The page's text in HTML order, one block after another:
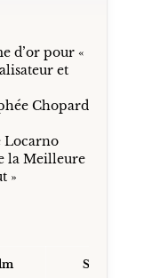
d’or pour «
et
Chopard
Locarno
la Meilleure
»
Statut